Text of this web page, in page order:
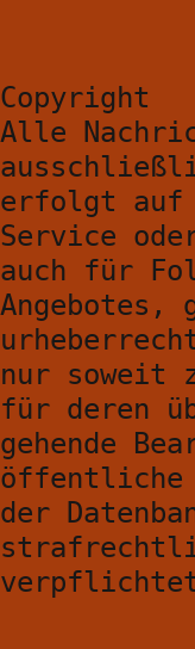
Copyright
Alle
erfolgt auf
Service
auch für
Angebotes,
nur soweit
für deren
gehende
öffentliche
der